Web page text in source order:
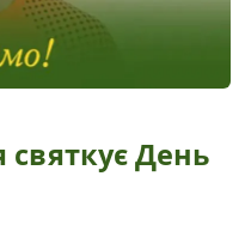
святкує День